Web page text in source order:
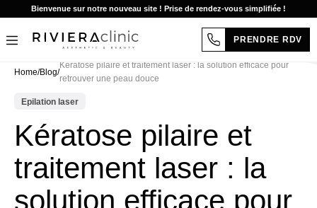
Bienvenue sur notre nouveau site ! Prise de rendez-vous simplifiée !
PRENDRE RDV
Home/Blog/
Kératose pilaire et traitement laser : la solution efficace pour
retrouver une peau douce
Epilation laser
Kératose pilaire et
traitement laser : la
solution efficace pour